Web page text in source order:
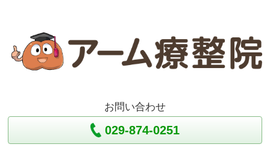
お問い合わせ
029-874-0251